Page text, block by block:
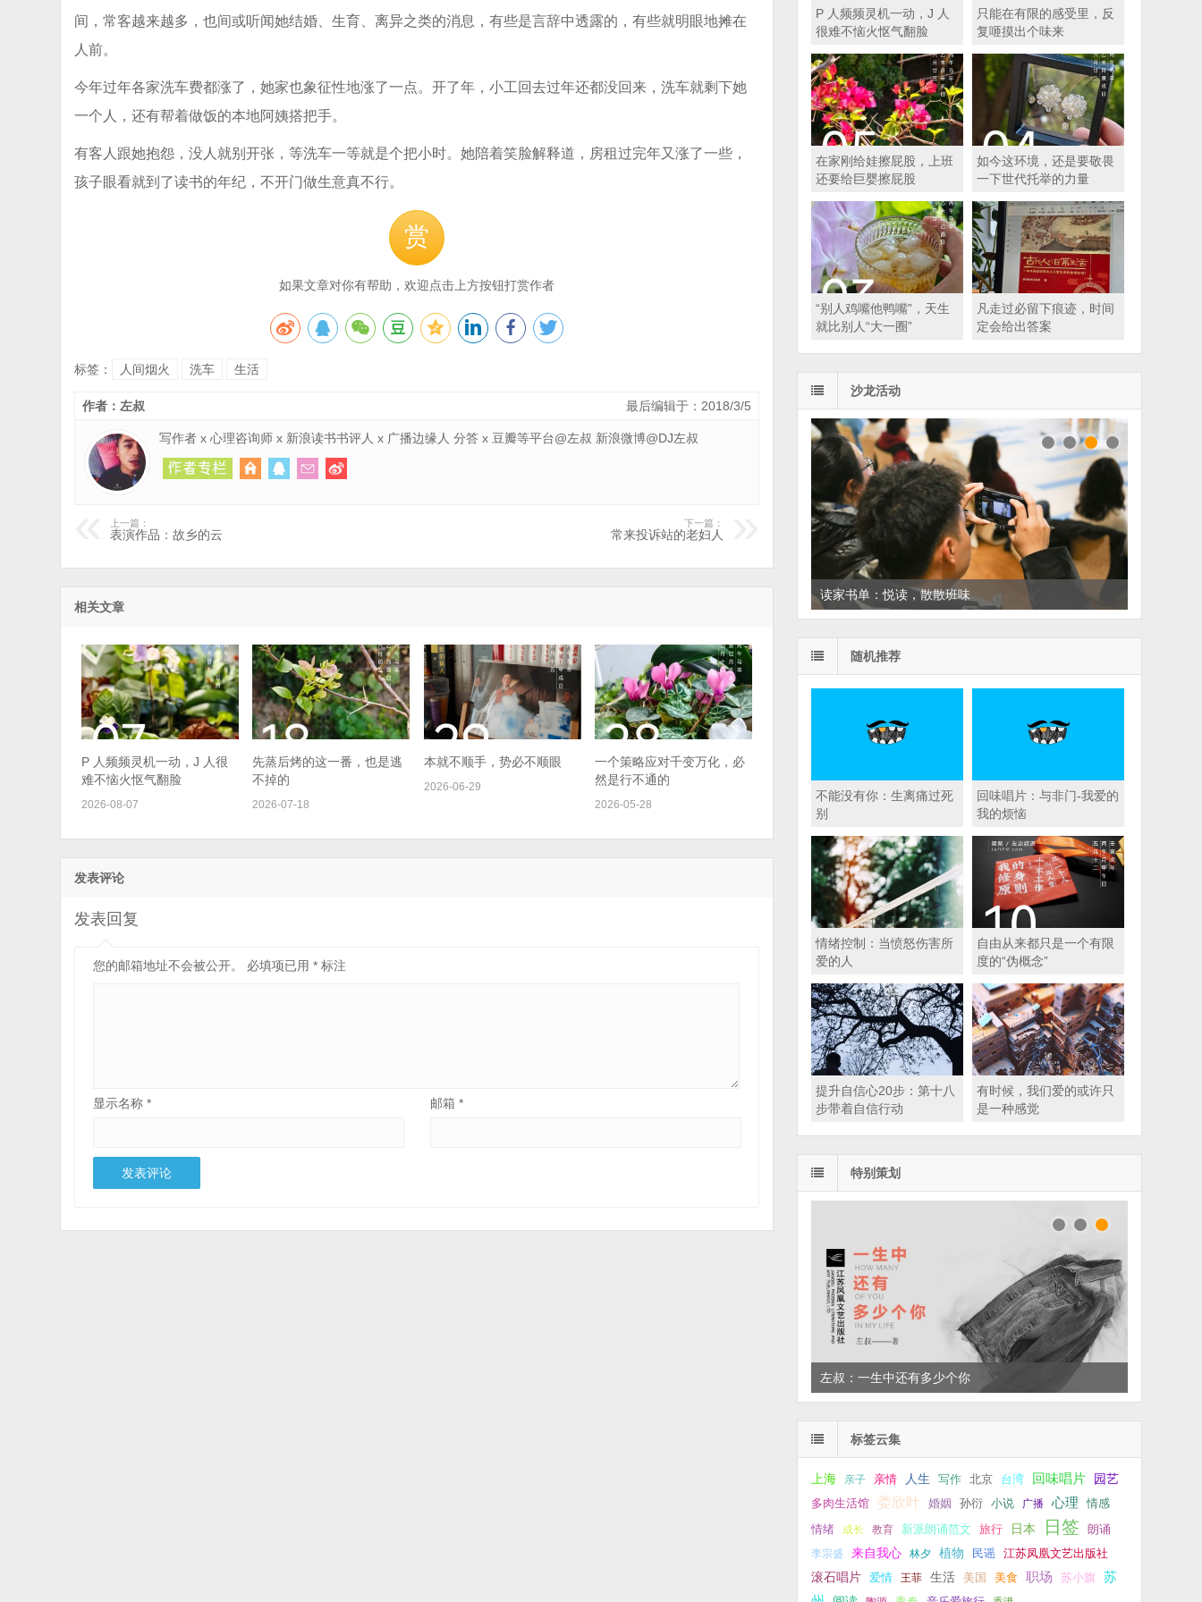
间，常客越来越多，也间或听闻她结婚、生育、离异之类的消息，有些是言辞中透露的，有些就明眼地摊在
人前。
今年过年各家洗车费都涨了，她家也象征性地涨了一点。开了年，小工回去过年还都没回来，洗车就剩下她
一个人，还有帮着做饭的本地阿姨搭把手。
有客人跟她抱怨，没人就别开张，等洗车一等就是个把小时。她陪着笑脸解释道，房租过完年又涨了一些，
孩子眼看就到了读书的年纪，不开门做生意真不行。
赏
如果文章对你有帮助，欢迎点击上方按钮打赏作者
标签： 人间烟火 洗车 生活
最后编辑于：2018/3/5
作者：左叔
写作者 x 心理咨询师 x 新浪读书书评人 x 广播边缘人 分答 x 豆瓣等平台@左叔 新浪微博@DJ左叔
上一篇：
表演作品：故乡的云
下一篇：
常来投诉站的老妇人
相关文章
P 人频频灵机一动，J 人很
难不恼火怄气翻脸
2026-08-07
先蒸后烤的这一番，也是逃
不掉的
2026-07-18
本就不顺手，势必不顺眼
2026-06-29
一个策略应对千变万化，必
然是行不通的
2026-05-28
发表评论
发表回复
您的邮箱地址不会被公开。 必填项已用* 标注
显示名称* 邮箱 *
P 人频频灵机一动，J 人
很难不恼火怄气翻脸
只能在有限的感受里，反
复咂摸出个味来
在家刚给娃擦屁股，上班
还要给巨婴擦屁股
如今这环境，还是要敬畏
一下世代托举的力量
“别人鸡嘴他鸭嘴”，天生
就比别人“大一圈”
凡走过必留下痕迹，时间
定会给出答案
沙龙活动
读家书单：悦读，散散班味
随机推荐
不能没有你：生离痛过死
别
回味唱片：与非门-我爱的
我的烦恼
情绪控制：当愤怒伤害所
爱的人
自由从来都只是一个有限
度的“伪概念”
提升自信心20步：第十八
步带着自信行动
有时候，我们爱的或许只
是一种感觉
特别策划
左叔：一生中还有多少个你
标签云集
上海 亲子 亲情 人生 写作 北京 台湾 回味唱片 园艺
多肉生活馆 娄欣叶 婚姻 孙衍 小说 广播 心理 情感
情绪 成长 教育 新派朗诵范文 旅行 日本 日签 朗诵
李宗盛 来自我心 林夕 植物 民谣
江苏凤凰文艺出版社
滚石唱片
爱情 王菲 生活 美国 美食 职场 苏小旗
苏